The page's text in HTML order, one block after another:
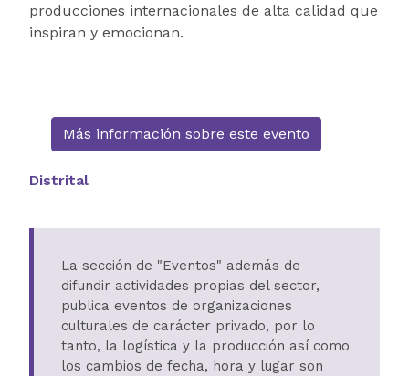
producciones internacionales de alta calidad que
inspiran y emocionan.
Más información sobre este evento
Distrital
La sección de "Eventos" además de
difundir actividades propias del sector,
publica eventos de organizaciones
culturales de carácter privado, por lo
tanto, la logística y la producción así como
los cambios de fecha, hora y lugar son